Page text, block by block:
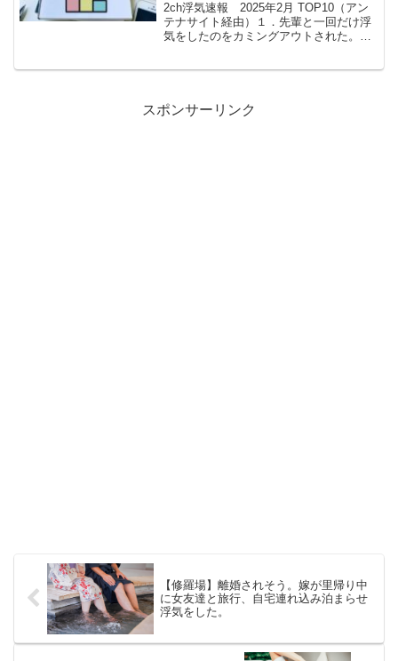
2ch浮気速報 2025年2月 TOP10（アン
テナサイト経由）１．先輩と一回だけ浮
気をしたのをカミングアウトされた。
スポンサーリンク
【修羅場】離婚されそう。嫁が里帰り中
に女友達と旅行、自宅連れ込み泊まらせ
浮気をした。